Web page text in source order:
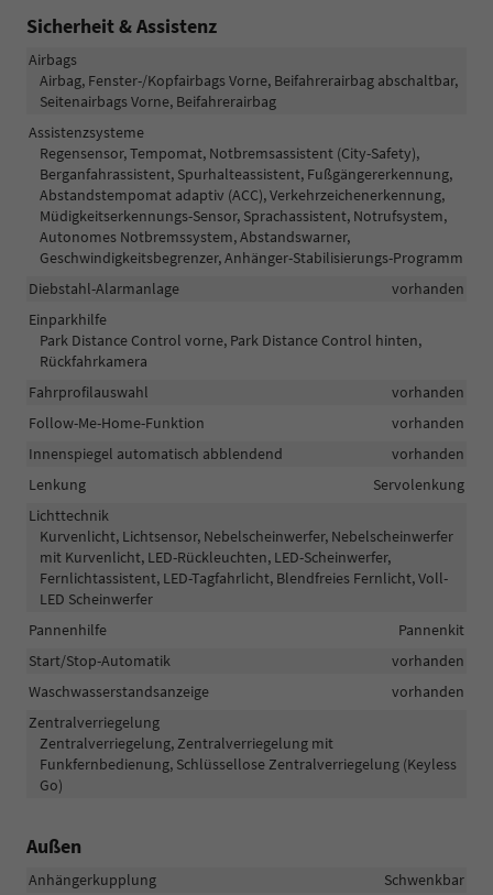
Sicherheit & Assistenz
Airbags
Airbag, Fenster-/Kopfairbags Vorne, Beifahrerairbag abschaltbar,
Seitenairbags Vorne, Beifahrerairbag
Assistenzsysteme
Regensensor, Tempomat, Notbremsassistent (City-Safety),
Berganfahrassistent, Spurhalteassistent, Fußgängererkennung,
Abstandstempomat adaptiv (ACC), Verkehrzeichenerkennung,
Müdigkeitserkennungs-Sensor, Sprachassistent, Notrufsystem,
Autonomes Notbremssystem, Abstandswarner,
Geschwindigkeitsbegrenzer, Anhänger-Stabilisierungs-Programm
Diebstahl-Alarmanlage
vorhanden
Einparkhilfe
Park Distance Control vorne, Park Distance Control hinten,
Rückfahrkamera
Fahrprofilauswahl
vorhanden
Follow-Me-Home-Funktion
vorhanden
Innenspiegel automatisch abblendend
vorhanden
Lenkung
Servolenkung
Lichttechnik
Kurvenlicht, Lichtsensor, Nebelscheinwerfer, Nebelscheinwerfer
mit Kurvenlicht, LED-Rückleuchten, LED-Scheinwerfer,
Fernlichtassistent, LED-Tagfahrlicht, Blendfreies Fernlicht, Voll-
LED Scheinwerfer
Pannenhilfe
Pannenkit
Start/Stop-Automatik
vorhanden
Waschwasserstandsanzeige
vorhanden
Zentralverriegelung
Zentralverriegelung, Zentralverriegelung mit
Funkfernbedienung, Schlüssellose Zentralverriegelung (Keyless
Go)
Außen
Anhängerkupplung
Schwenkbar